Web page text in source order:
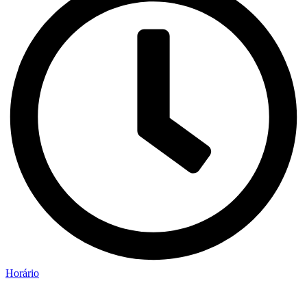
Horário